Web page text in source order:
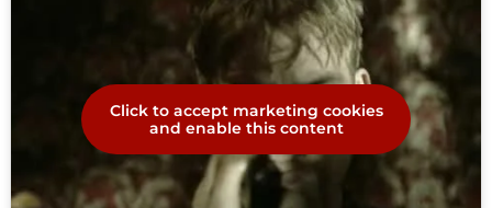
Click to accept marketing cookies
and enable this content